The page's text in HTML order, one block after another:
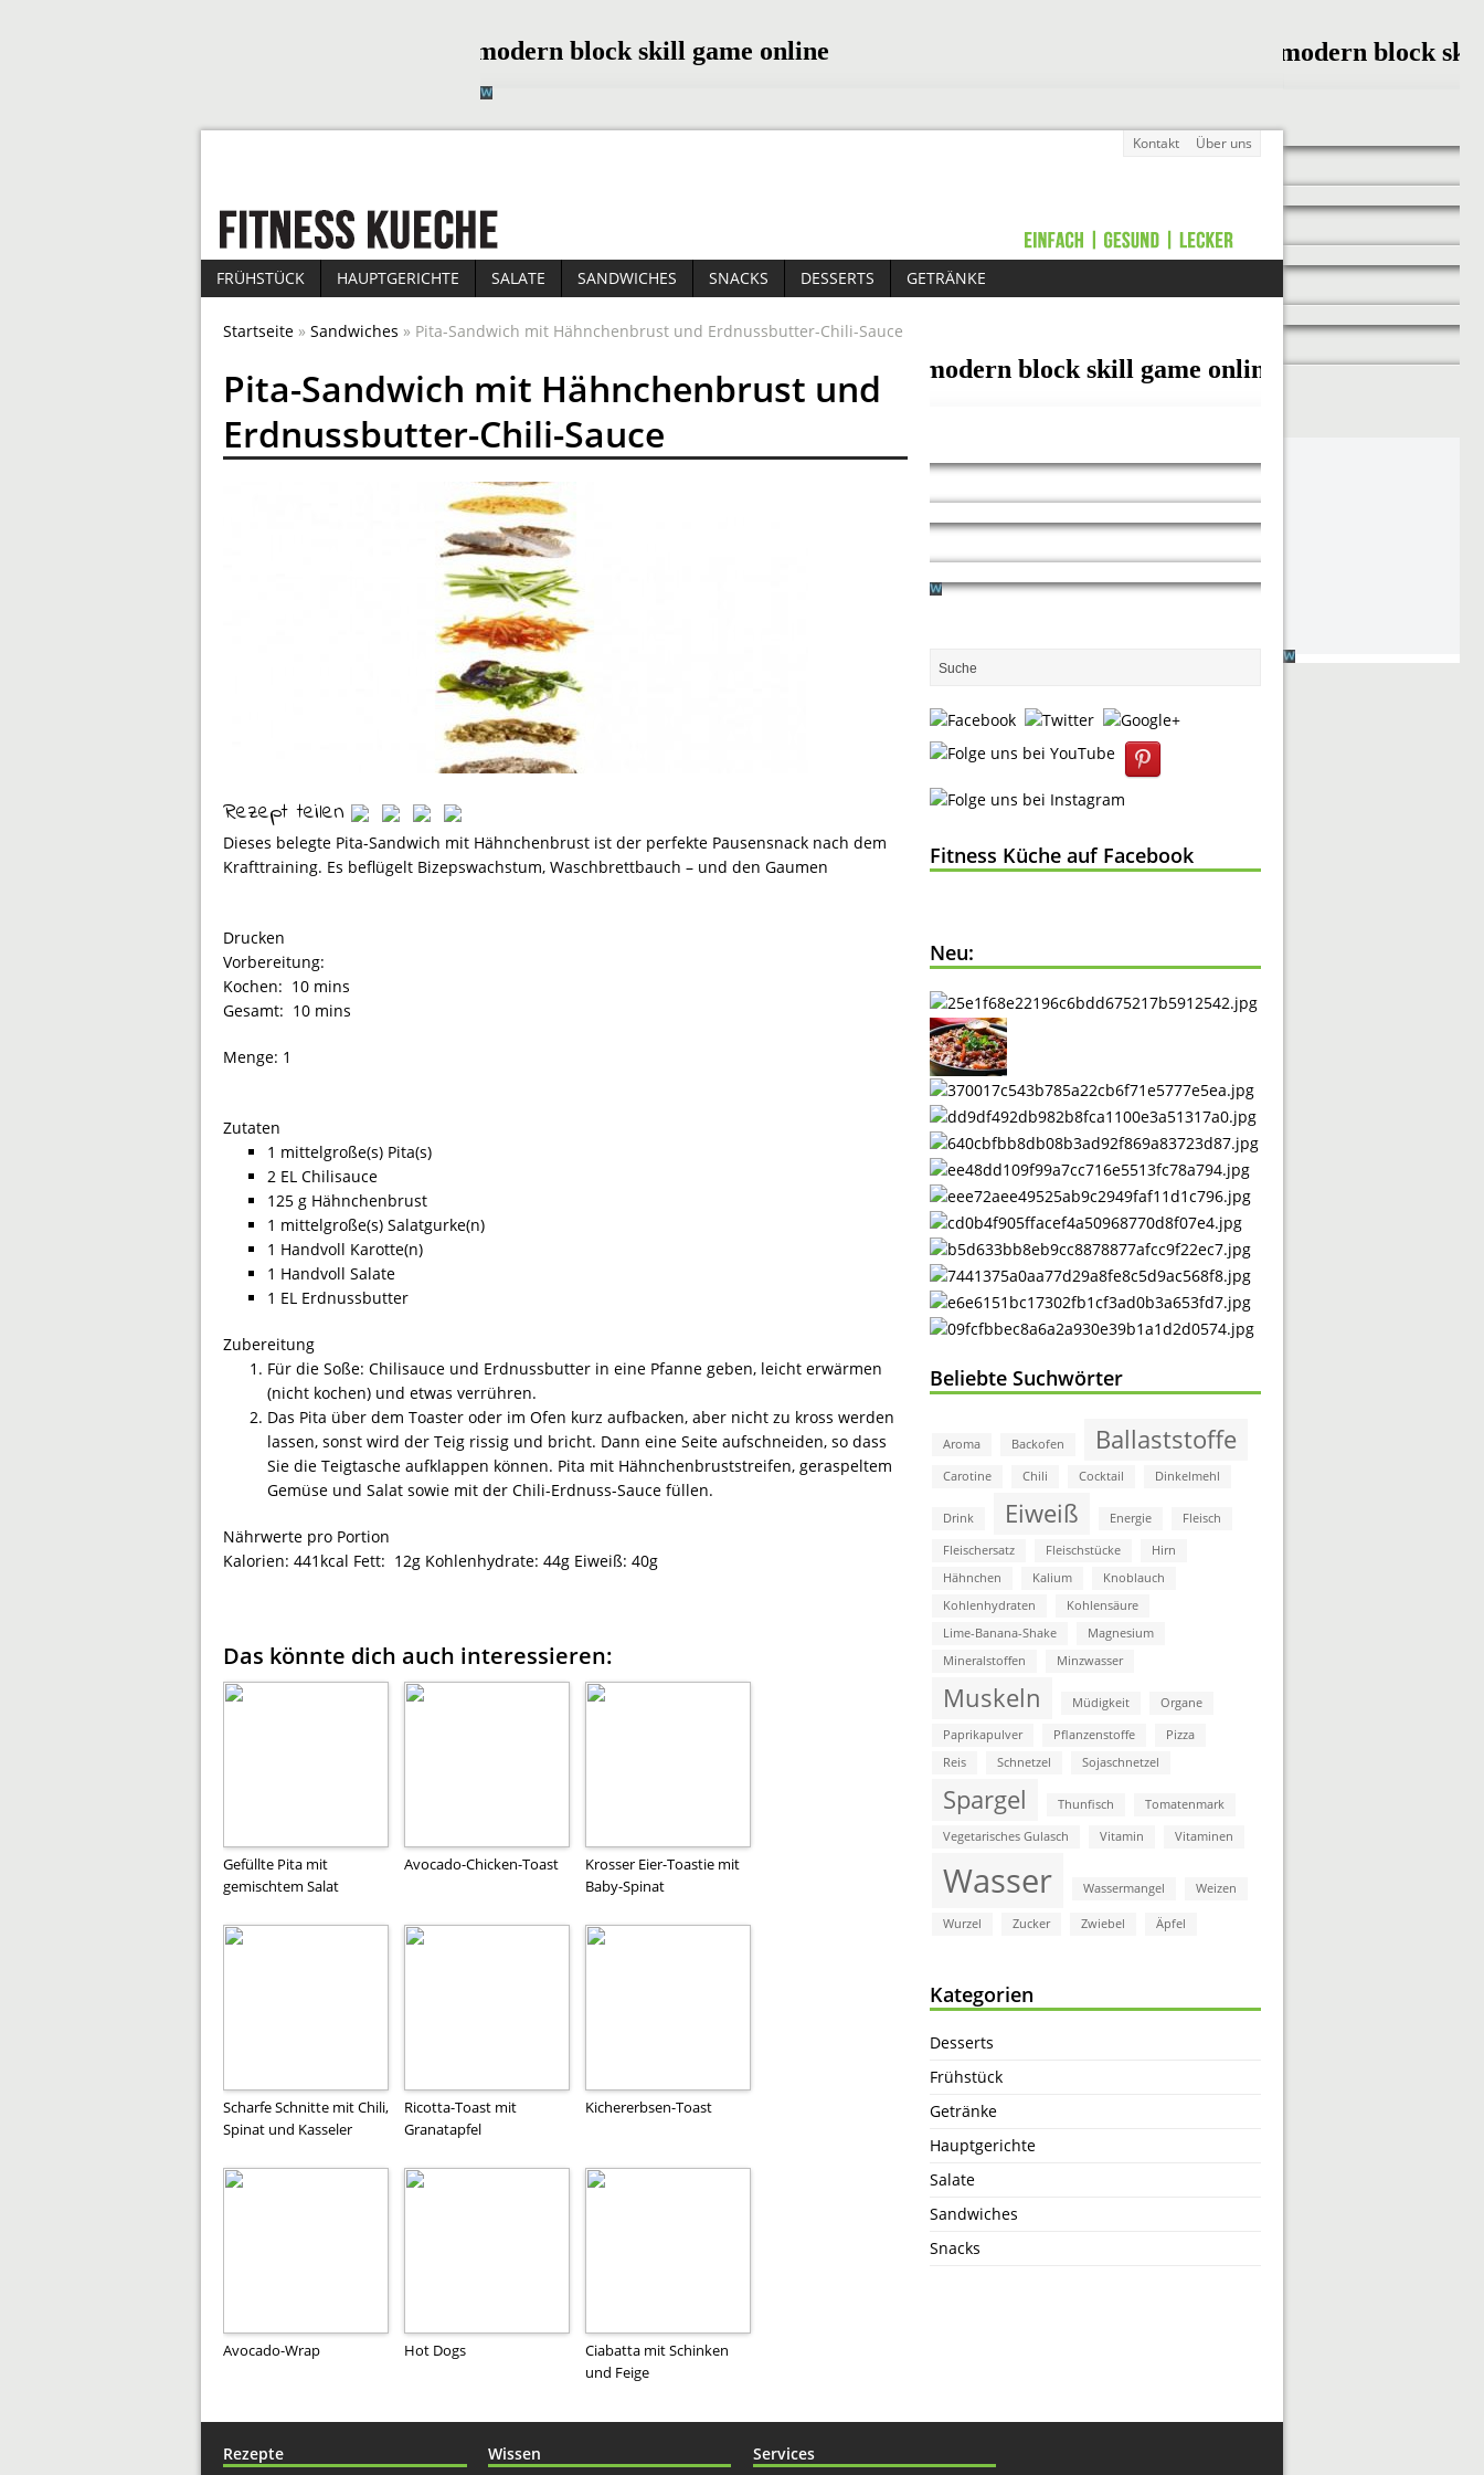
Kontakt Über uns
FRÜHSTÜCK HAUPTGERICHTE SALATE SANDWICHES SNACKS DESSERTS GETRÄNKE
Startseite » Sandwiches » Pita-Sandwich mit Hähnchenbrust und Erdnussbutter-Chili-Sauce
Pita-Sandwich mit Hähnchenbrust und
Erdnussbutter-Chili-Sauce
Rezept teilen
Dieses belegte Pita-Sandwich mit Hähnchenbrust ist der perfekte Pausensnack nach dem
Krafttraining. Es beflügelt Bizepswachstum, Waschbrettbauch – und den Gaumen
Drucken
Vorbereitung:
Kochen: 10 mins
Gesamt: 10 mins
Menge: 1
Zutaten
1 mittelgroße(s) Pita(s)
2 EL Chilisauce
125 g Hähnchenbrust
1 mittelgroße(s) Salatgurke(n)
1 Handvoll Karotte(n)
1 Handvoll Salate
1 EL Erdnussbutter
Zubereitung
Für die Soße: Chilisauce und Erdnussbutter in eine Pfanne geben, leicht erwärmen
(nicht kochen) und etwas verrühren.
Das Pita über dem Toaster oder im Ofen kurz aufbacken, aber nicht zu kross werden
lassen, sonst wird der Teig rissig und bricht. Dann eine Seite aufschneiden, so dass
Sie die Teigtasche aufklappen können. Pita mit Hähnchenbruststreifen, geraspeltem
Gemüse und Salat sowie mit der Chili-Erdnuss-Sauce füllen.
Nährwerte pro Portion
Kalorien: 441kcal Fett: 12g Kohlenhydrate: 44g Eiweiß: 40g
Das könnte dich auch interessieren:
Gefüllte Pita mit
gemischtem Salat
Avocado-Chicken-Toast
Krosser Eier-Toastie mit
Baby-Spinat
Scharfe Schnitte mit Chili,
Spinat und Kasseler
Ricotta-Toast mit
Granatapfel
Kichererbsen-Toast
Avocado-Wrap Hot Dogs
Ciabatta mit Schinken
und Feige
Fitness Küche auf Facebook
Neu:
Beliebte Suchwörter
Aroma Backofen Ballaststoffe
Carotine Chili Cocktail Dinkelmehl
Drink Eiweiß Energie Fleisch
Fleischersatz Fleischstücke
Hirn
Hähnchen
Kalium
Knoblauch
Kohlenhydraten
Kohlensäure
Lime-Banana-Shake
Magnesium
Mineralstoffen
Minzwasser
Muskeln Müdigkeit Organe
Paprikapulver Pflanzenstoffe
Pizza
Reis
Schnetzel Sojaschnetzel
Spargel Thunfisch Tomatenmark
Vegetarisches Gulasch Vitamin Vitaminen
Wasser Wassermangel Weizen
Wurzel Zucker Zwiebel Äpfel
Kategorien
Desserts
Frühstück
Getränke
Hauptgerichte
Salate
Sandwiches
Snacks
Rezepte Wissen Services